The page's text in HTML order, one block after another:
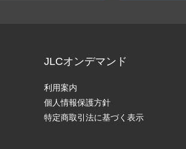
JLCオンデマンド
利用案内
個人情報保護方針
特定商取引法に基づく表示